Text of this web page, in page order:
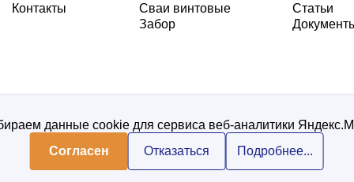
Контакты
Сваи винтовые
Забор
Статьи
Политика
данные cookie для сервиса веб-аналитики
Согласен
Отказаться Подробнее...